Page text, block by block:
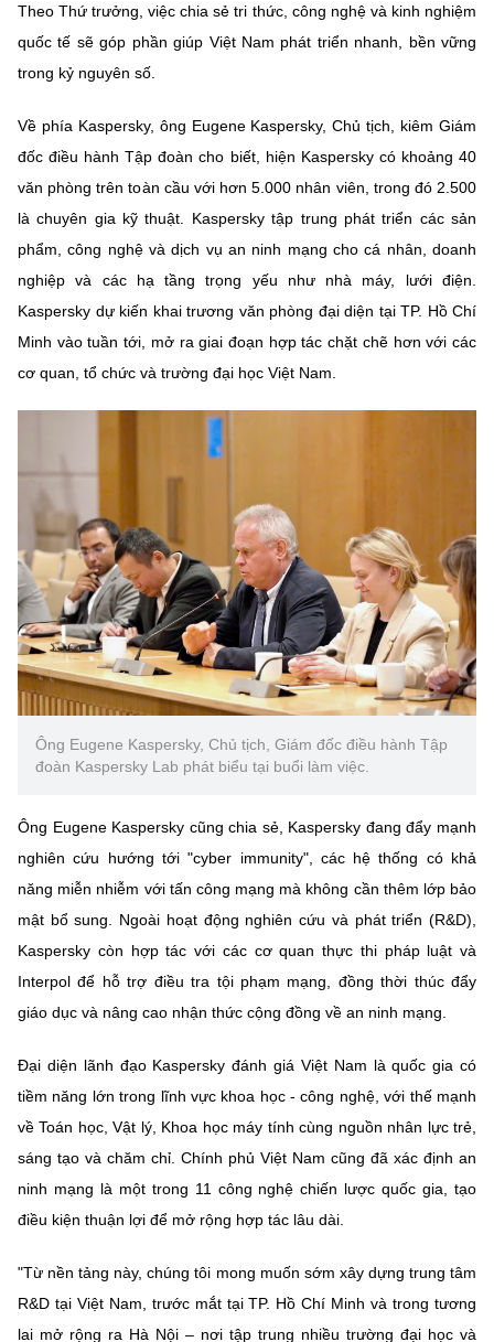
Theo Thứ trưởng, việc chia sẻ tri thức, công nghệ và kinh nghiệm
quốc tế sẽ góp phần giúp Việt Nam phát triển nhanh, bền vững
trong kỷ nguyên số.
Về phía Kaspersky, ông Eugene Kaspersky, Chủ tịch, kiêm Giám
đốc điều hành Tập đoàn cho biết, hiện Kaspersky có khoảng 40
văn phòng trên toàn cầu với hơn 5.000 nhân viên, trong đó 2.500
là chuyên gia kỹ thuật. Kaspersky tập trung phát triển các sản
phẩm, công nghệ và dịch vụ an ninh mạng cho cá nhân, doanh
nghiệp và các hạ tầng trọng yếu như nhà máy, lưới điện.
Kaspersky dự kiến khai trương văn phòng đại diện tại TP. Hồ Chí
Minh vào tuần tới, mở ra giai đoạn hợp tác chặt chẽ hơn với các
cơ quan, tổ chức và trường đại học Việt Nam.
Ông Eugene Kaspersky, Chủ tịch, Giám đốc điều hành Tập
đoàn Kaspersky Lab phát biểu tại buổi làm việc.
Ông Eugene Kaspersky cũng chia sẻ, Kaspersky đang đẩy mạnh
nghiên cứu hướng tới "cyber immunity", các hệ thống có khả
năng miễn nhiễm với tấn công mạng mà không cần thêm lớp bảo
mật bổ sung. Ngoài hoạt động nghiên cứu và phát triển (R&D),
Kaspersky còn hợp tác với các cơ quan thực thi pháp luật và
Interpol để hỗ trợ điều tra tội phạm mạng, đồng thời thúc đẩy
giáo dục và nâng cao nhận thức cộng đồng về an ninh mạng.
Đại diện lãnh đạo Kaspersky đánh giá Việt Nam là quốc gia có
tiềm năng lớn trong lĩnh vực khoa học - công nghệ, với thế mạnh
về Toán học, Vật lý, Khoa học máy tính cùng nguồn nhân lực trẻ,
sáng tạo và chăm chỉ. Chính phủ Việt Nam cũng đã xác định an
ninh mạng là một trong 11 công nghệ chiến lược quốc gia, tạo
điều kiện thuận lợi để mở rộng hợp tác lâu dài.
"Từ nền tảng này, chúng tôi mong muốn sớm xây dựng trung tâm
R&D tại Việt Nam, trước mắt tại TP. Hồ Chí Minh và trong tương
lai mở rộng ra Hà Nội – nơi tập trung nhiều trường đại học và